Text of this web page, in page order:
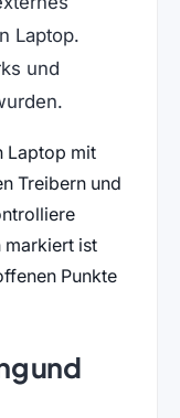
Laptop.
und
Laptop mit
Treibern und
markiert ist
Punkte
und